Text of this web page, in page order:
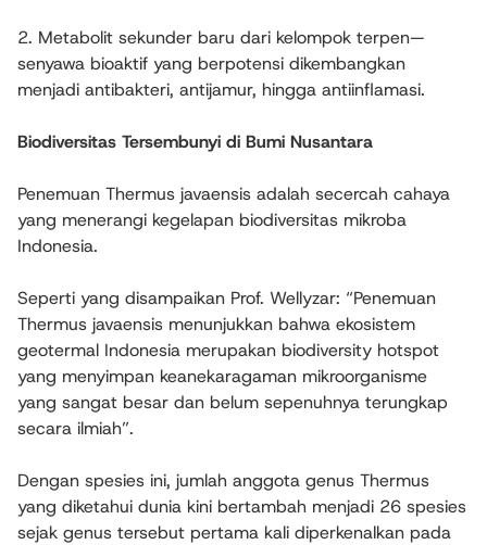
2. Metabolit sekunder baru dari kelompok terpen—
senyawa bioaktif yang berpotensi dikembangkan
menjadi antibakteri, antijamur, hingga antiinflamasi.
Biodiversitas Tersembunyi di Bumi Nusantara
Penemuan Thermus javaensis adalah secercah cahaya
yang menerangi kegelapan biodiversitas mikroba
Indonesia.
Seperti yang disampaikan Prof. Wellyzar: “Penemuan
Thermus javaensis menunjukkan bahwa ekosistem
geotermal Indonesia merupakan biodiversity hotspot
yang menyimpan keanekaragaman mikroorganisme
yang sangat besar dan belum sepenuhnya terungkap
secara ilmiah”.
Dengan spesies ini, jumlah anggota genus Thermus
yang diketahui dunia kini bertambah menjadi 26 spesies
sejak genus tersebut pertama kali diperkenalkan pada